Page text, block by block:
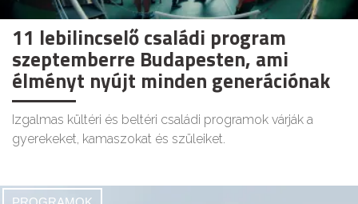
11 lebilincselő családi program
szeptemberre Budapesten, ami
élményt nyújt minden generációnak
Izgalmas kültéri és beltéri családi programok várják a
gyerekeket, kamaszokat és szüleiket.